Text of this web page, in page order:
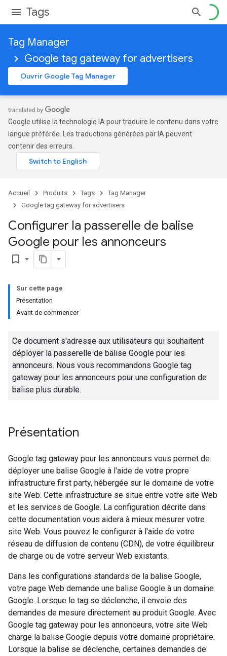
Tags
Tag Manager
Google tag gateway for advertisers
Ouvrir Google Tag Manager
Google utilise la technologie IA pour traduire le contenu dans votre
langue préférée. Les traductions générées par IA peuvent
contenir des erreurs.
Accueil Produits Tags
Tag Manager
Google tag gateway for advertisers
Configurer la passerelle de balise
Google pour les annonceurs
bookmark_border
Sur cette page
Présentation
Avant de commencer
Ce document s'adresse aux utilisateurs qui souhaitent
déployer la passerelle de balise Google pour les
annonceurs. Nous vous recommandons Google tag
gateway pour les annonceurs pour une configuration de
balise plus durable.
Présentation
Google tag gateway pour les annonceurs vous permet de
déployer une balise Google à l'aide de votre propre
infrastructure first party, hébergée sur le domaine de votre
site Web. Cette infrastructure se situe entre votre site Web
et les services de Google. La configuration décrite dans
cette documentation vous aidera à mieux mesurer votre
site Web. Vous pouvez le configurer à l'aide de votre
réseau de diffusion de contenu (CDN), de votre équilibreur
de charge ou de votre serveur Web existants.
Dans les configurations standards de la balise Google,
votre page Web demande une balise Google à un domaine
Google. Lorsque le tag se déclenche, il envoie des
demandes de mesure directement au produit Google. Avec
Google tag gateway pour les annonceurs, votre site Web
charge la balise Google depuis votre domaine propriétaire.
Lorsque la balise se déclenche, certaines demandes de